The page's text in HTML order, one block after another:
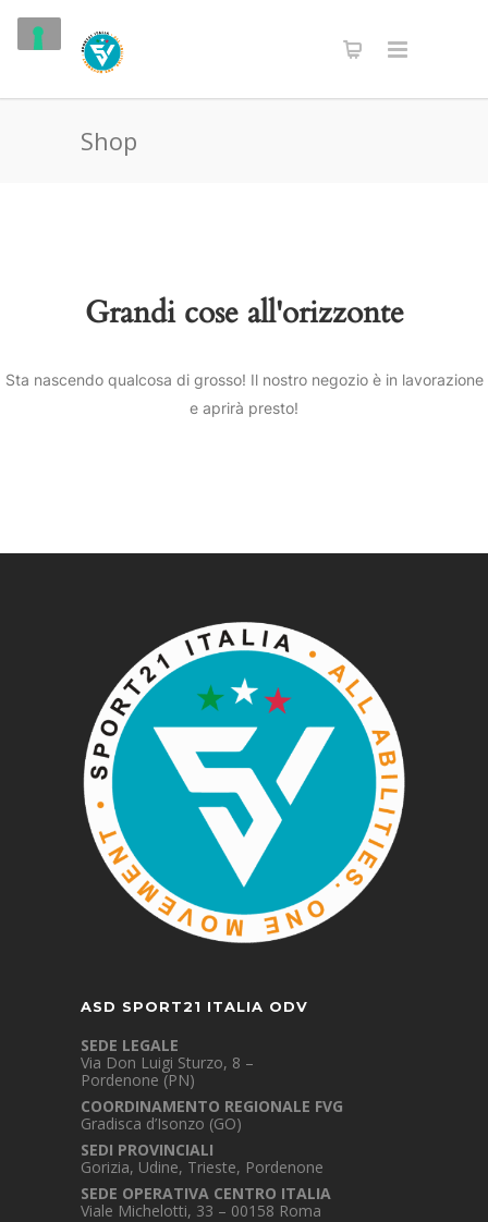
Shop
Grandi cose all'orizzonte
Sta nascendo qualcosa di grosso! Il nostro negozio è in lavorazione
e aprirà presto!
ASD SPORT21 ITALIA ODV
SEDE LEGALE
Via Don Luigi Sturzo, 8 –
Pordenone (PN)
COORDINAMENTO REGIONALE FVG
Gradisca d’Isonzo (GO)
SEDI PROVINCIALI
Gorizia, Udine, Trieste, Pordenone
SEDE OPERATIVA CENTRO ITALIA
Viale Michelotti, 33 – 00158 Roma